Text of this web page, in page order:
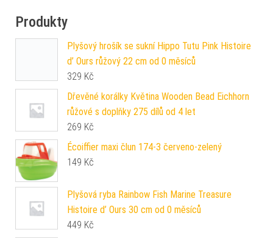
Produkty
Plyšový hrošík se sukní Hippo Tutu Pink Histoire
d’ Ours růžový 22 cm od 0 měsíců
329 Kč
Dřevěné korálky Květina Wooden Bead Eichhorn
růžové s doplňky 275 dílů od 4 let
269 Kč
Écoiffier maxi člun 174-3 červeno-zelený
149 Kč
Plyšová ryba Rainbow Fish Marine Treasure
Histoire d’ Ours 30 cm od 0 měsíců
449 Kč